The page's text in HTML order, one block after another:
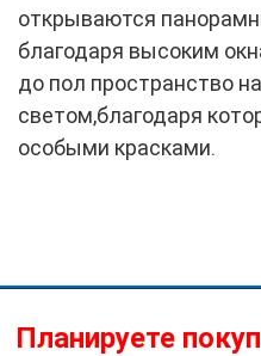
открываются
благодаря высоким
до пол пространство
светом,благодаря
особыми красками.
Планируете